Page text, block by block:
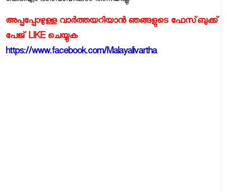
അപ്പപ്പോഴുള്ള വാര്‍ത്തയറിയാന്‍ ഞങ്ങളുടെ ഫേസ്‌ബുക്ക്‌
പേജ് LIKE ചെയ്യുക
https://www.facebook.com/Malayalivartha